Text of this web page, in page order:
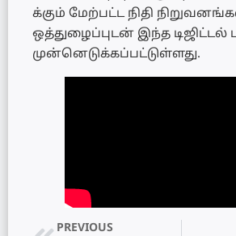
க்கும் மேற்பட்ட நிதி
ஒத்துழைப்புடன் இந்த டிஜிட்டல்
முன்னெடுக்கப்பட்டுள்ளது.
PREVIOUS